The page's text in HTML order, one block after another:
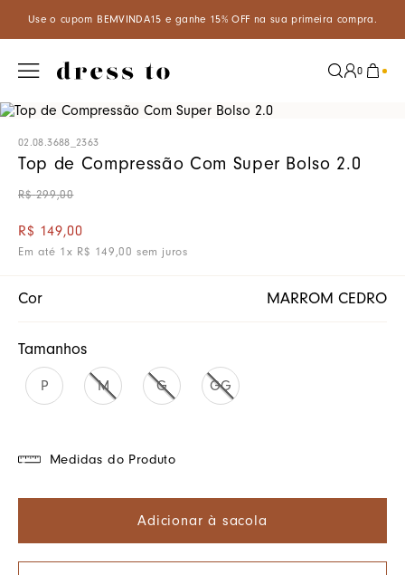
e ganhe 15% OFF na sua primeira compra. Aproveite um
0
02.08.3688_2363
Top de Compressão Com Super Bolso 2.0
R$ 299,00
R$ 149,00
Em até 1 x R$ 149 ,00 sem juros
Cor MARROM CEDRO
Tamanhos
P M G GG
Medidas do Produto
Adicionar à sacola